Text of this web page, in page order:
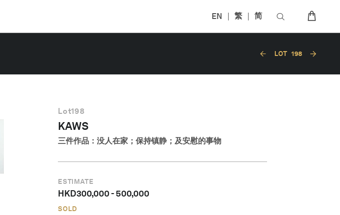
EN 繁 简
LOT 198
Lot198
KAWS
三件作品：没人在家；保持镇静；及安慰的事物
ESTIMATE
HKD300,000-500,000
SOLD